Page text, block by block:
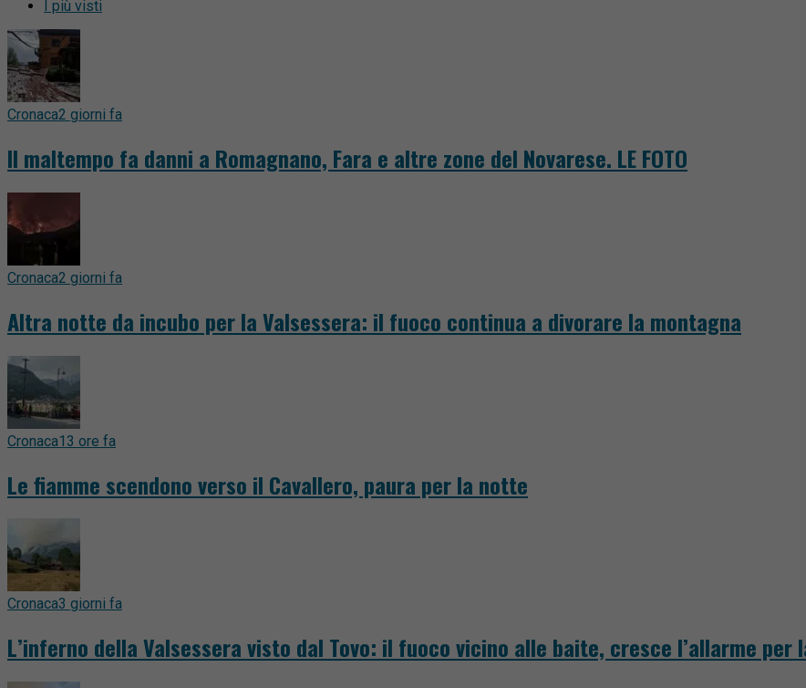
I più visti
Cronaca2 giorni fa
Il maltempo fa danni a Romagnano, Fara e altre zone del Novarese. LE FOTO
Cronaca2 giorni fa
Altra notte da incubo per la Valsessera: il fuoco continua a divorare la montagna
Cronaca13 ore fa
Le fiamme scendono verso il Cavallero, paura per la notte
Cronaca3 giorni fa
L’inferno della Valsessera visto dal Tovo: il fuoco vicino alle baite, cresce l’allarme per la